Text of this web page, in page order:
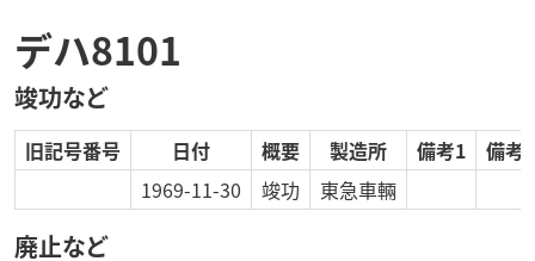
デハ8101
竣功など
旧記号番号 日付 概要 製造所 備考1
備考2
1969-11-30
竣功 東急車輛
廃止など